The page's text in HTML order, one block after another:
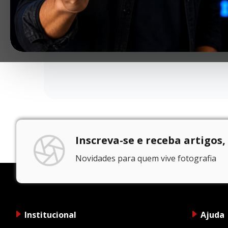
Inscreva-se e receba
Novidades para quem vive fotografia
Institucional Ajuda